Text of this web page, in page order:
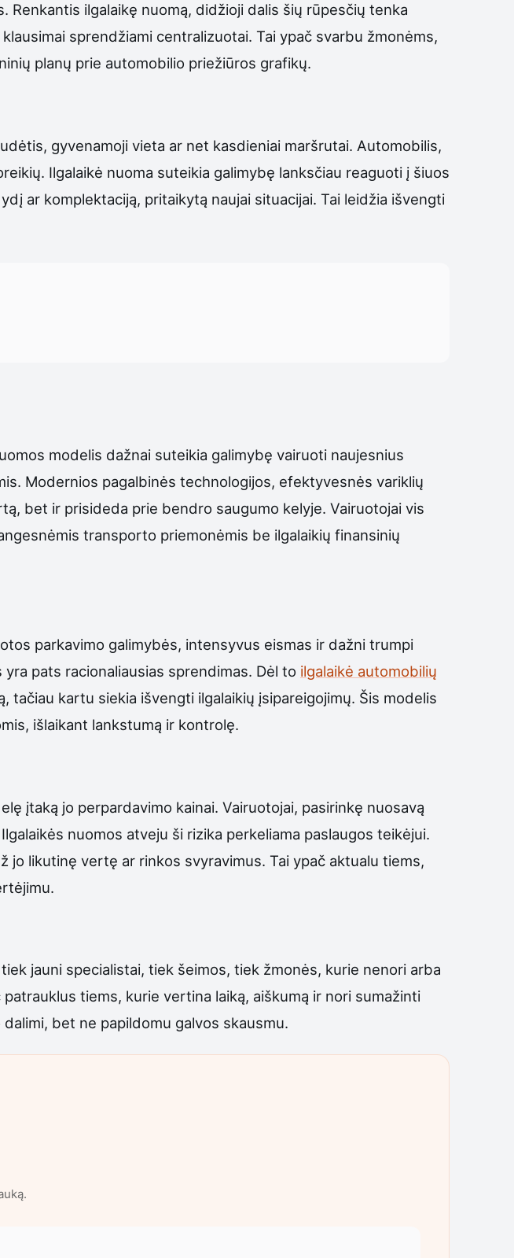
ilgalaikę nuomą, didžioji dalis šių rūpesčių tenka
sprendžiami centralizuotai. Tai ypač svarbu žmonėms,
planų prie automobilio priežiūros grafikų.
gyvenamoji vieta ar net kasdieniai maršrutai. Automobilis,
Ilgalaikė nuoma suteikia galimybę lanksčiau reaguoti į šiuos
ar komplektaciją, pritaikytą naujai situacijai. Tai leidžia išvengti
modelis dažnai suteikia galimybę vairuoti naujesnius
Modernios pagalbinės technologijos, efektyvesnės variklių
bet ir prisideda prie bendro saugumo kelyje. Vairuotojai vis
transporto priemonėmis be ilgalaikių finansinių
parkavimo galimybės, intensyvus eismas ir dažni trumpi
pats racionaliausias sprendimas. Dėl to ilgalaikė automobilių
kartu siekia išvengti ilgalaikių įsipareigojimų. Šis modelis
išlaikant lankstumą ir kontrolę.
įtaką jo perpardavimo kainai. Vairuotojai, pasirinkę nuosavą
nuomos atveju ši rizika perkeliama paslaugos teikėjui.
jo likutinę vertę ar rinkos svyravimus. Tai ypač aktualu tiems,
jauni specialistai, tiek šeimos, tiek žmonės, kurie nenori arba
tiems, kurie vertina laiką, aiškumą ir nori sumažinti
bet ne papildomu galvos skausmu.